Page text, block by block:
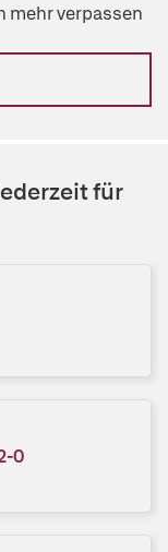
mehr verpassen
für
0